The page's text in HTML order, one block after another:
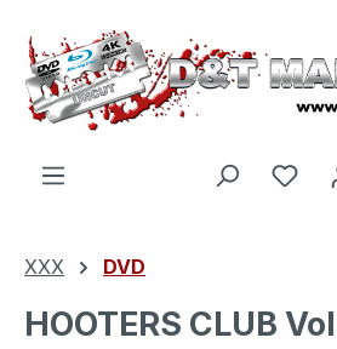
Zum Hauptinhalt springen
Du
XXX DVD
HOOTERS CLUB